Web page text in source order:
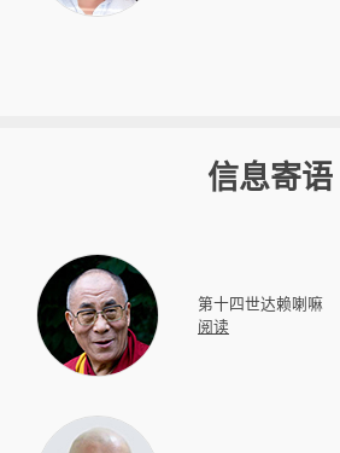
信息寄语
第十四世达赖喇嘛
阅读